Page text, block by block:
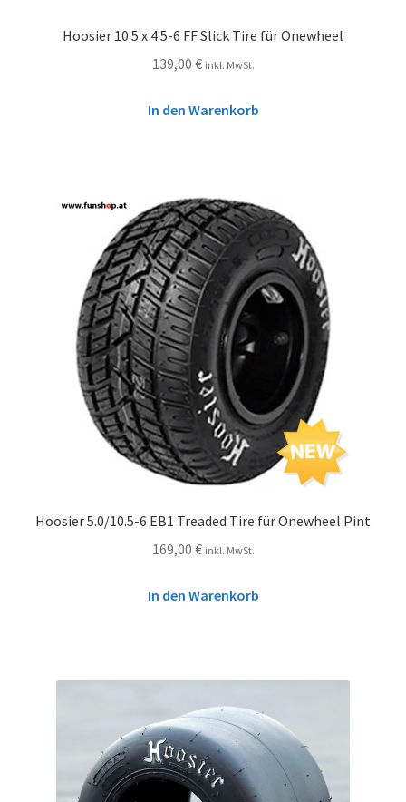
Hoosier 10.5 x 4.5-6 FF Slick Tire für Onewheel
139,00 € inkl. MwSt.
In den Warenkorb
Hoosier 5.0/10.5-6 EB1 Treaded Tire für Onewheel Pint
169,00 € inkl. MwSt.
In den Warenkorb